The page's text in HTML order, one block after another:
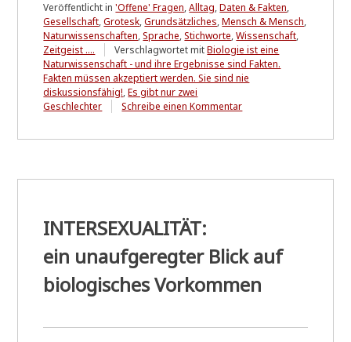
Veröffentlicht in'Offene' Fragen,Alltag,Daten & Fakten,
Gesellschaft,Grotesk,Grundsätzliches,Mensch & Mensch,
Naturwissenschaften,Sprache,Stichworte,Wissenschaft,
Zeitgeist ....
Verschlagwortet mitBiologie ist eine
Naturwissenschaft - und ihre Ergebnisse sind Fakten.
Fakten müssen akzeptiert werden. Sie sind nie
diskussionsfähig!,Es gibt nur zwei
Geschlechter
Schreibe einen Kommentarzu
INTERSEXUALITÄT:
ein unaufgeregter Blick auf
biologisches Vorkommen